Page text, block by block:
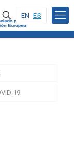
EN ES
19